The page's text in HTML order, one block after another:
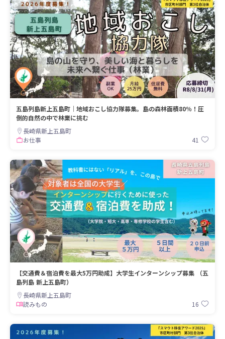
五島列島新上五島町｜地域おこし協力隊募集。島の森林面積80％！圧
倒的自然の中で林業に挑む
長崎県新上五島町
お仕事
41
【交通費＆宿泊費を最大5万円助成】大学生インターンシップ募集 （五
島列島 新上五島町）
長崎県新上五島町
読みもの
16